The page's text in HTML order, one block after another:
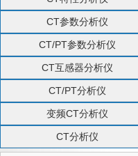
CT参数分析仪
CT/PT参数分析仪
CT互感器分析仪
CT/PT分析仪
变频CT分析仪
CT分析仪